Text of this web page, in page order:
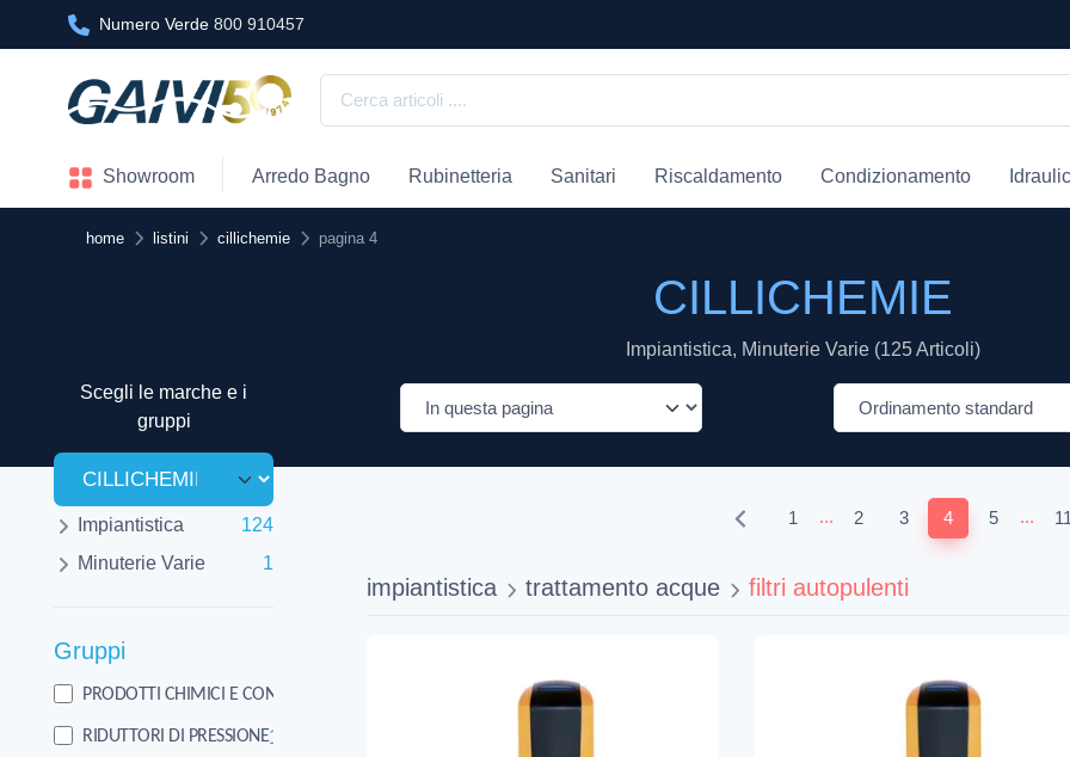
Numero Verde 800 910457
Showroom Arredo Bagno Rubinetteria Sanitari Riscaldamento Condizionamento
home listini cillichemie pagina 4
CILLICHEMIE
Impiantistica, Minuterie Varie (125 Articoli)
Scegli le marche e i
gruppi
Impiantistica
124
Minuterie Varie
1
Gruppi
PRODOTTI CHIMICI E CONSUMO
RIDUTTORI DI PRESSIONE1
1 ... 2 3 4 5 ...
impiantistica trattamento acque filtri autopulenti